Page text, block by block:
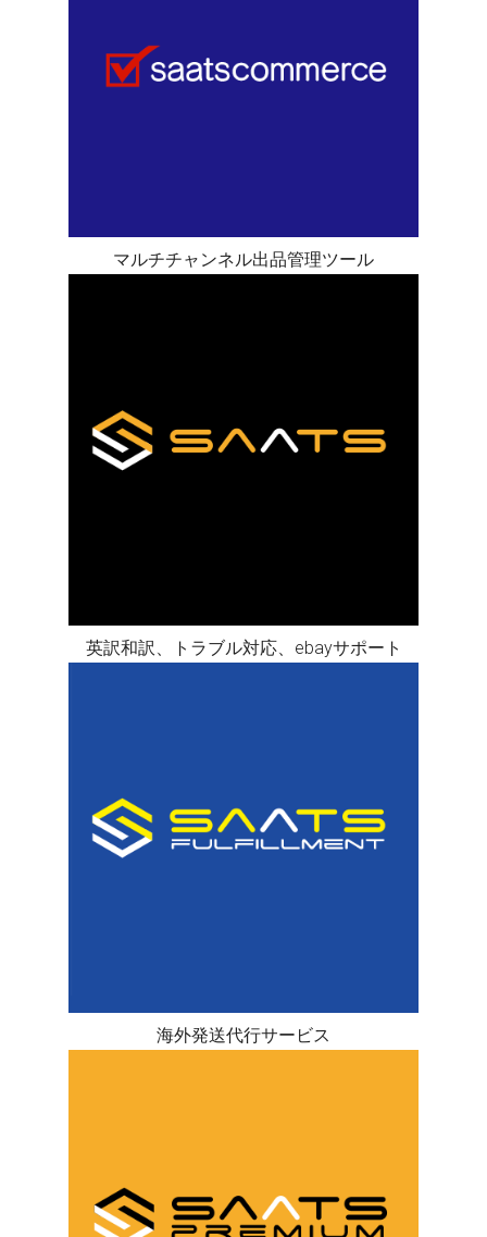
マルチチャンネル出品管理ツール
英訳和訳、トラブル対応、ebayサポート
海外発送代行サービス